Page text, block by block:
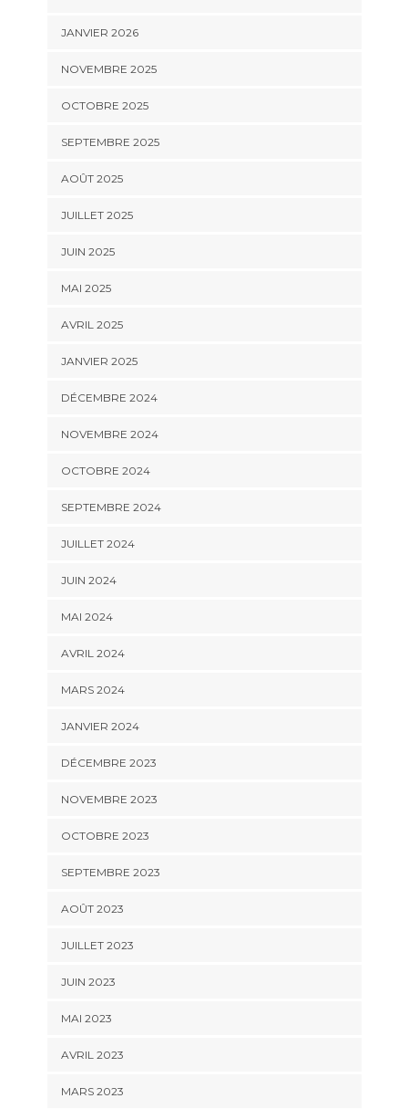
JANVIER 2026
NOVEMBRE 2025
OCTOBRE 2025
SEPTEMBRE 2025
AOÛT 2025
JUILLET 2025
JUIN 2025
MAI 2025
AVRIL 2025
JANVIER 2025
DÉCEMBRE 2024
NOVEMBRE 2024
OCTOBRE 2024
SEPTEMBRE 2024
JUILLET 2024
JUIN 2024
MAI 2024
AVRIL 2024
MARS 2024
JANVIER 2024
DÉCEMBRE 2023
NOVEMBRE 2023
OCTOBRE 2023
SEPTEMBRE 2023
AOÛT 2023
JUILLET 2023
JUIN 2023
MAI 2023
AVRIL 2023
MARS 2023